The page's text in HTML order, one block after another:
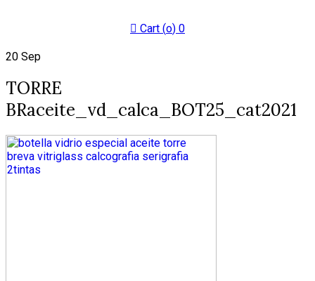
Cart (o) 0
20 Sep
TORRE
BRaceite_vd_calca_BOT25_cat2021